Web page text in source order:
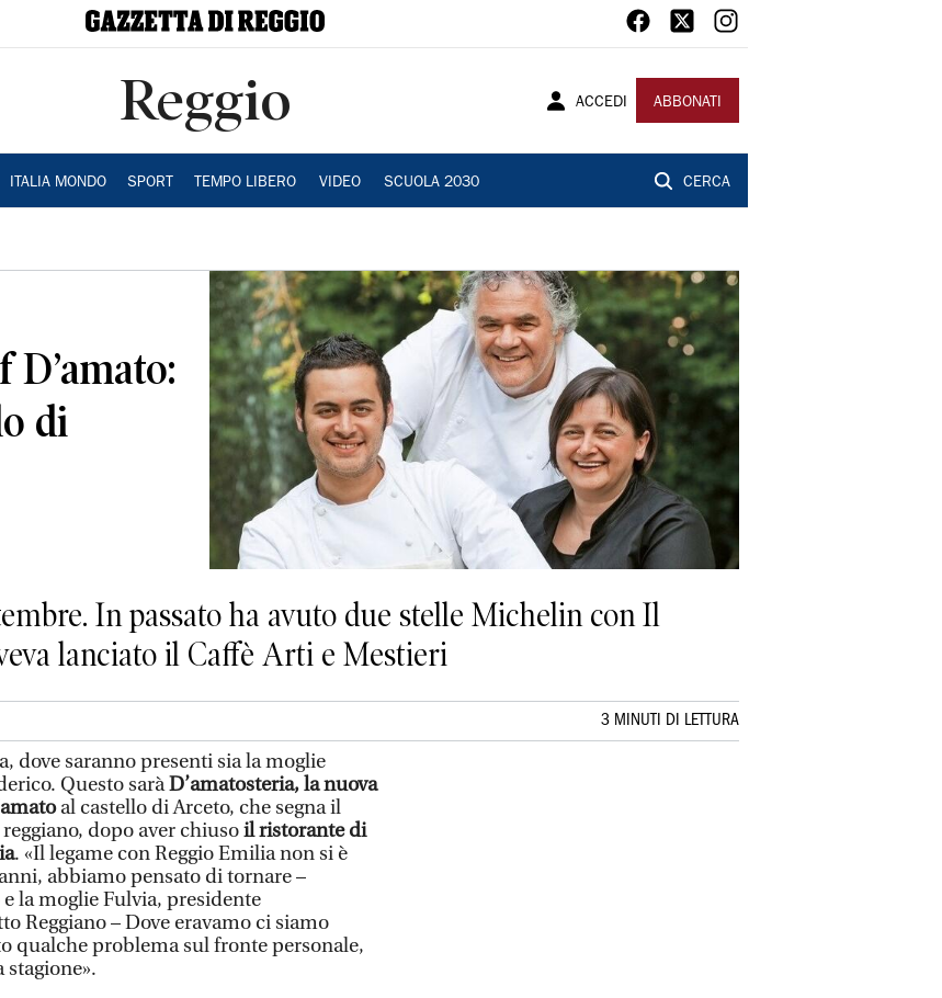
Reggio ACCEDI ABBONATI
ITALIA MONDO SPORT TEMPO LIBERO VIDEO SCUOLA 2030 CERCA
di
In passato ha avuto due stelle Michelin con Il
lanciato il Caffè Arti e Mestieri
3 MINUTI DI LETTURA
dove saranno presenti sia la moglie
Questo saràD’amatosteria, la nuova
al castello di Arceto, che segna il
dopo aver chiusoil ristorante di
. «Il legame con Reggio Emilia non si è
abbiamo pensato di tornare –
la moglie Fulvia, presidente
Reggiano – Dove eravamo ci siamo
qualche problema sul fronte personale,
stagione».